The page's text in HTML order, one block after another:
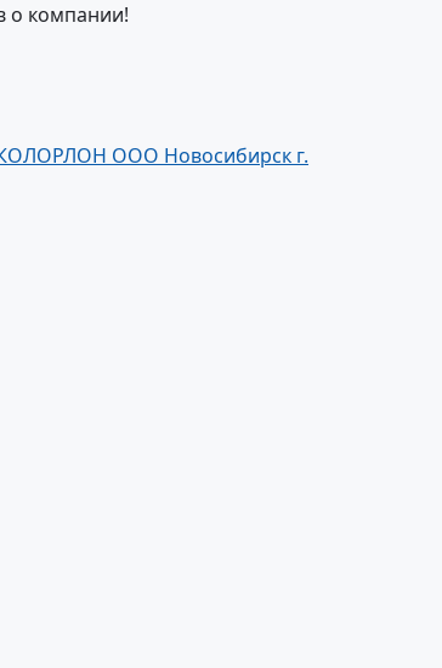
о компании!
ООО Новосибирск г.